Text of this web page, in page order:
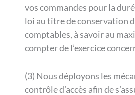
vos commandes pour la
loi au titre de conservation
comptables, à savoir au
compter de l’exercice
(3) Nous déployons les
contrôle d’accès afin de